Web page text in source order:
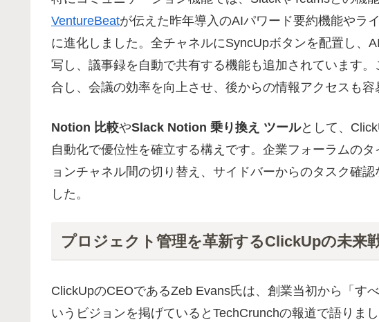
VentureBeatが伝えた昨年導入のAIパワード要約機能やラ
に進化しました。全チャネルにSyncUpボタンを配置し、
写し、議事録を自動で共有する機能も追加されています。
合し、会議の効率を向上させ、後からの情報アクセスも容
Notion 比較やSlack Notion 乗り換え ツールとして、
自動化で優位性を確立する構えです。企業フォーラムの
ョンチャネル間の切り替え、サイドバーからのタスク確
した。
プロジェクト管理を革新するClickUpの未来
ClickUpのCEOであるZeb Evans氏は、創業当初から「す
いうビジョンを掲げているとTechCrunchの報道で語りま